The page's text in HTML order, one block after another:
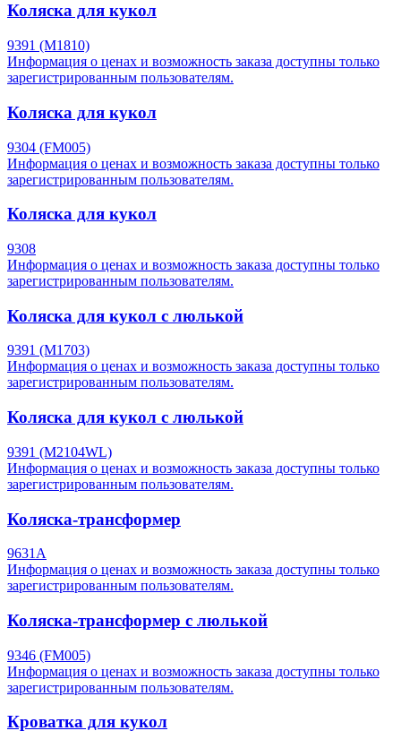
Коляска для кукол
9391 (M1810)
Информация о ценах и возможность заказа доступны только
зарегистрированным пользователям.
Коляска для кукол
9304 (FM005)
Информация о ценах и возможность заказа доступны только
зарегистрированным пользователям.
Коляска для кукол
9308
Информация о ценах и возможность заказа доступны только
зарегистрированным пользователям.
Коляска для кукол с люлькой
9391 (M1703)
Информация о ценах и возможность заказа доступны только
зарегистрированным пользователям.
Коляска для кукол с люлькой
9391 (M2104WL)
Информация о ценах и возможность заказа доступны только
зарегистрированным пользователям.
Коляска-трансформер
9631A
Информация о ценах и возможность заказа доступны только
зарегистрированным пользователям.
Коляска-трансформер с люлькой
9346 (FM005)
Информация о ценах и возможность заказа доступны только
зарегистрированным пользователям.
Кроватка для кукол